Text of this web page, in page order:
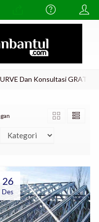
Dan Konsultasi GRATiis..!!
26
Des